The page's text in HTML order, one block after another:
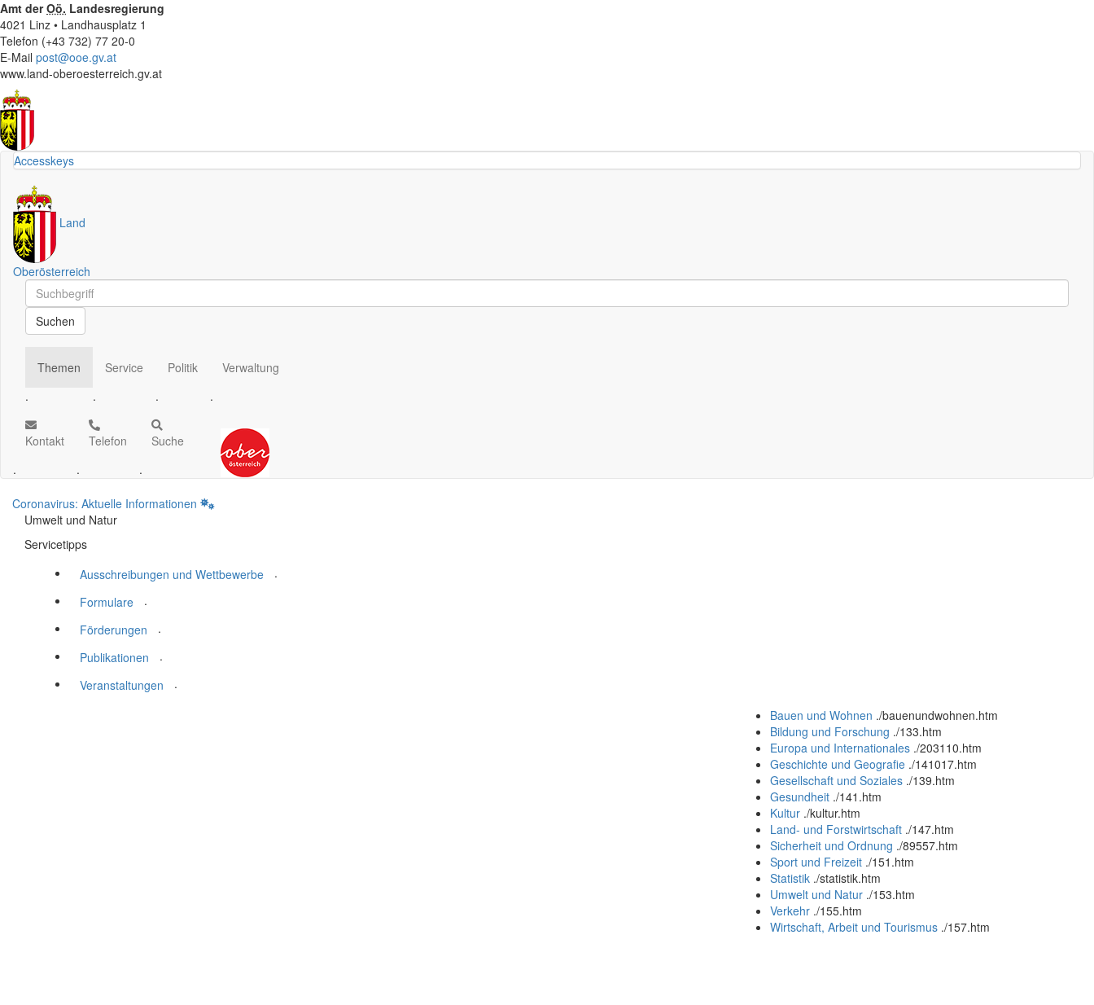
Amt derOö. Landesregierung
4021 Linz • Landhausplatz 1
Telefon (+43 732) 77 20-0
E-Mail post@ooe.gv.at
www.land-oberoesterreich.gv.at
Accesskeys
Land
Oberösterreich
Schnellsuche
Schnellsuche
Suchen
Themen
.
Service
.
Politik
.
Verwaltung
.
Kontakt
.
Telefon
.
Suche
.
Coronavirus: Aktuelle Informationen
Umwelt und Natur
Servicetipps
Ausschreibungen und Wettbewerbe
.
Formulare
.
Förderungen
.
Publikationen
.
Veranstaltungen
.
Bauen und Wohnen ./bauenundwohnen.htm
Bildung und Forschung ./133.htm
Europa und Internationales ./203110.htm
Geschichte und Geografie ./141017.htm
Gesellschaft und Soziales ./139.htm
Gesundheit ./141.htm
Kultur ./kultur.htm
Land- und Forstwirtschaft ./147.htm
Sicherheit und Ordnung ./89557.htm
Sport und Freizeit ./151.htm
Statistik ./statistik.htm
Umwelt und Natur ./153.htm
Verkehr ./155.htm
Wirtschaft, Arbeit und Tourismus ./157.htm